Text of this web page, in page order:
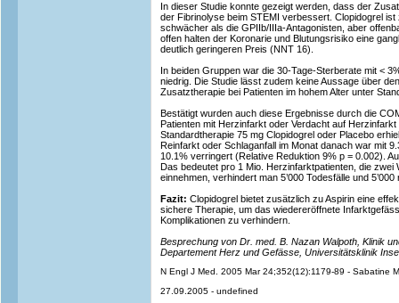
In dieser Studie konnte gezeigt werden, dass der
der Fibrinolyse beim STEMI verbessert. Clopidogrel
schwächer als die GPIIb/IIIa-Antagonisten, aber
offen halten der Koronarie und Blutungsrisiko eine
deutlich geringeren Preis (NNT 16).
In beiden Gruppen war die 30-Tage-Sterberate mit <
niedrig. Die Studie lässt zudem keine Aussage über
Zusatztherapie bei Patienten im hohem Alter unter
Bestätigt wurden auch diese Ergebnisse durch die
Patienten mit Herzinfarkt oder Verdacht auf
Standardtherapie 75 mg Clopidogrel oder Placebo
Reinfarkt oder Schlaganfall im Monat danach war mit
10.1% verringert (Relative Reduktion 9% p = 0.002).
Das bedeutet pro 1 Mio. Herzinfarktpatienten, die zwei
einnehmen, verhindert man 5’000 Todesfälle und
Fazit: Clopidogrel bietet zusätzlich zu Aspirin eine
sichere Therapie, um das wiedereröffnete
Komplikationen zu verhindern.
Besprechung von Dr. med. B. Nazan Walpoth, Klinik
Departement Herz und Gefässe, Universitätsklinik
N Engl J Med. 2005 Mar 24;352(12):1179-89 - Sabatine
27.09.2005 - undefined